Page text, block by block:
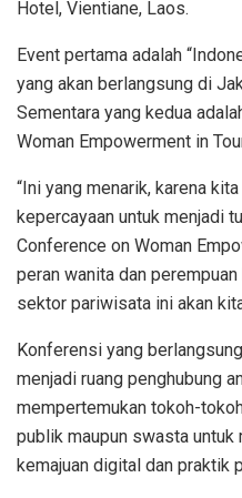
Hotel, Vientiane, Laos.
Event pertama adalah
yang akan berlangsung di
Sementara yang kedua
Woman Empowerment in
“Ini yang menarik, karena
kepercayaan untuk menjadi
Conference on Woman
peran wanita dan
sektor pariwisata ini akan
Konferensi yang
menjadi ruang penghubung
mempertemukan tokoh-
publik maupun swasta untuk
kemajuan digital dan praktik